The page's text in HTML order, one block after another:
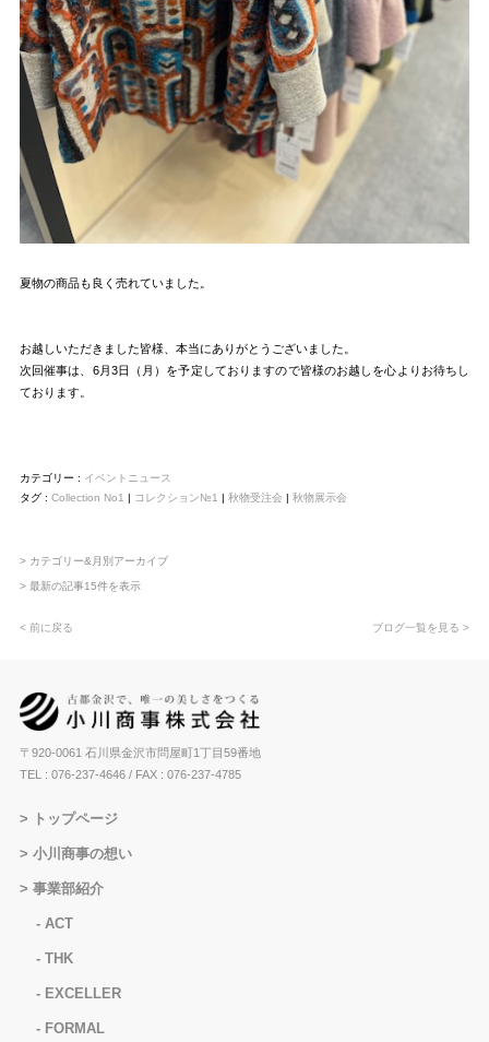
夏物の商品も良く売れていました。
お越しいただきました皆様、本当にありがとうございました。
次回催事は、6月3日（月）を予定しておりますので皆様のお越しを心よりお待ちし
ております。
カテゴリー : イベントニュース
タグ : Collection No1 | コレクション№1 | 秋物受注会| 秋物展示会
> カテゴリー&月別アーカイブ
> 最新の記事15件を表示
< 前に戻る ブログ一覧を見る >
〒920-0061 石川県金沢市問屋町1丁目59番地
TEL : 076-237-4646/ FAX : 076-237-4785
トップページ
小川商事の想い
事業部紹介
ACT
THK
EXCELLER
FORMAL